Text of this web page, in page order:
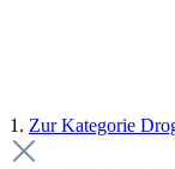
1. Zur Kategorie